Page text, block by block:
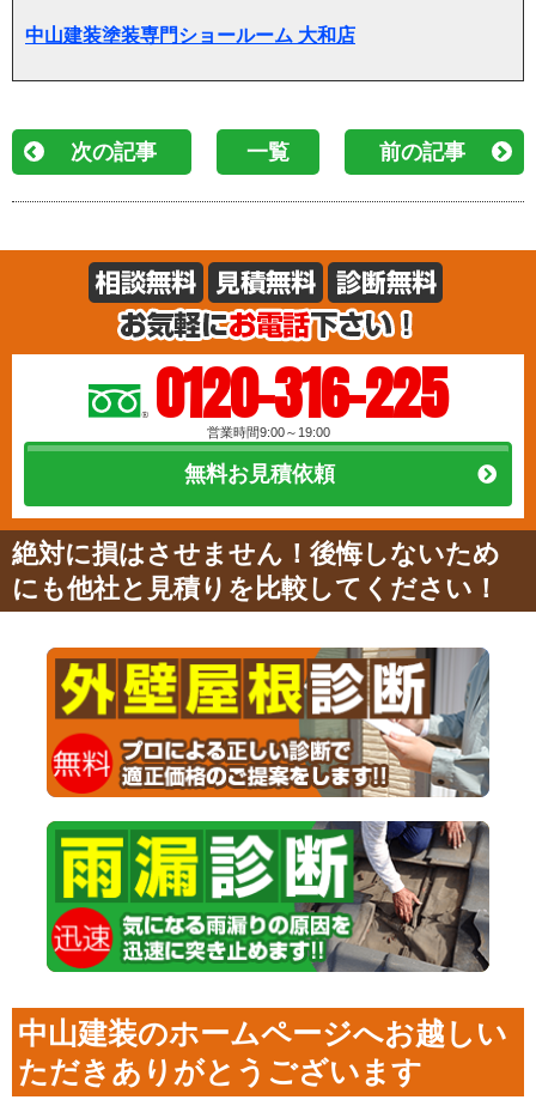
中山建装塗装専門ショールーム 大和店
次の記事 一覧 前の記事
0120-316-225
営業時間9:00～19:00
無料お見積依頼
絶対に損はさせません！後悔しないため
にも他社と見積りを比較してください！
中山建装のホームページへお越しい
ただきありがとうございます